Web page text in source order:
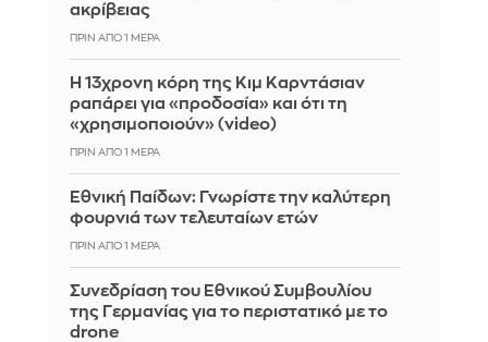
ακρίβειας
ΠΡΙΝ ΑΠΌ 1 ΜΈΡΑ
Η 13χρονη κόρη της Κιμ Καρντάσιαν
ραπάρει για «προδοσία» και ότι τη
«χρησιμοποιούν» (video)
ΠΡΙΝ ΑΠΌ 1 ΜΈΡΑ
Εθνική Παίδων: Γνωρίστε την καλύτερη
φουρνιά των τελευταίων ετών
ΠΡΙΝ ΑΠΌ 1 ΜΈΡΑ
Συνεδρίαση του Εθνικού Συμβουλίου
της Γερμανίας για το περιστατικό με το
drone